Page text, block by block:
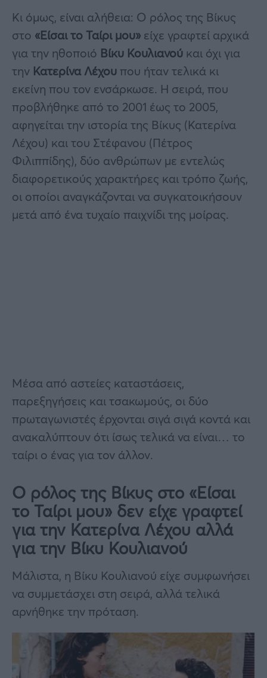
Κι όμως, είναι αλήθεια: Ο ρόλος της Βίκυς
στο «Είσαι το Ταίρι μου» είχε γραφτεί αρχικά
για την ηθοποιό Βίκυ Κουλιανού και όχι για
την Κατερίνα Λέχου που ήταν τελικά κι
εκείνη που τον ενσάρκωσε. Η σειρά, που
προβλήθηκε από το 2001 έως το 2005,
αφηγείται την ιστορία της Βίκυς (Κατερίνα
Λέχου) και του Στέφανου (Πέτρος
Φιλιππίδης), δύο ανθρώπων με εντελώς
διαφορετικούς χαρακτήρες και τρόπο ζωής,
οι οποίοι αναγκάζονται να συγκατοικήσουν
μετά από ένα τυχαίο παιχνίδι της μοίρας.
Μέσα από αστείες καταστάσεις,
παρεξηγήσεις και τσακωμούς, οι δύο
πρωταγωνιστές έρχονται σιγά σιγά κοντά και
ανακαλύπτουν ότι ίσως τελικά να είναι… το
ταίρι ο ένας για τον άλλον.
Ο ρόλος της Βίκυς στο «Είσαι
το Ταίρι μου» δεν είχε γραφτεί
για την Κατερίνα Λέχου αλλά
για την Βίκυ Κουλιανού
Μάλιστα, η Βίκυ Κουλιανού είχε συμφωνήσει
να συμμετάσχει στη σειρά, αλλά τελικά
αρνήθηκε την πρόταση.